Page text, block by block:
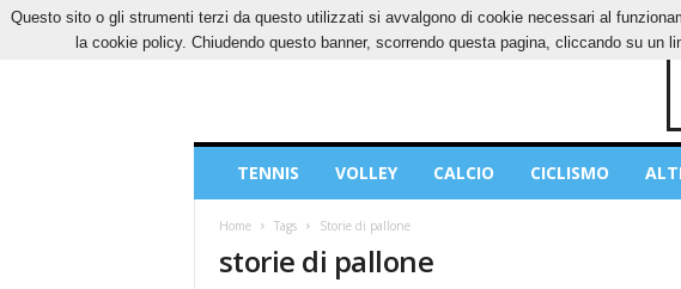
GIOVEDÌ, 6 AGOSTO 2026 CONTATTI COOKIES PRIVACY POLICY
Sport
TENNIS VOLLEY CALCIO CICLISMO
Home Tags Storie di pallone
storie di pallone
Questo sito o gli strumenti terzi da questo utilizzati si avvalgono di cookie necessari al
la cookie policy. Chiudendo questo banner, scorrendo questa pagina, cliccando su